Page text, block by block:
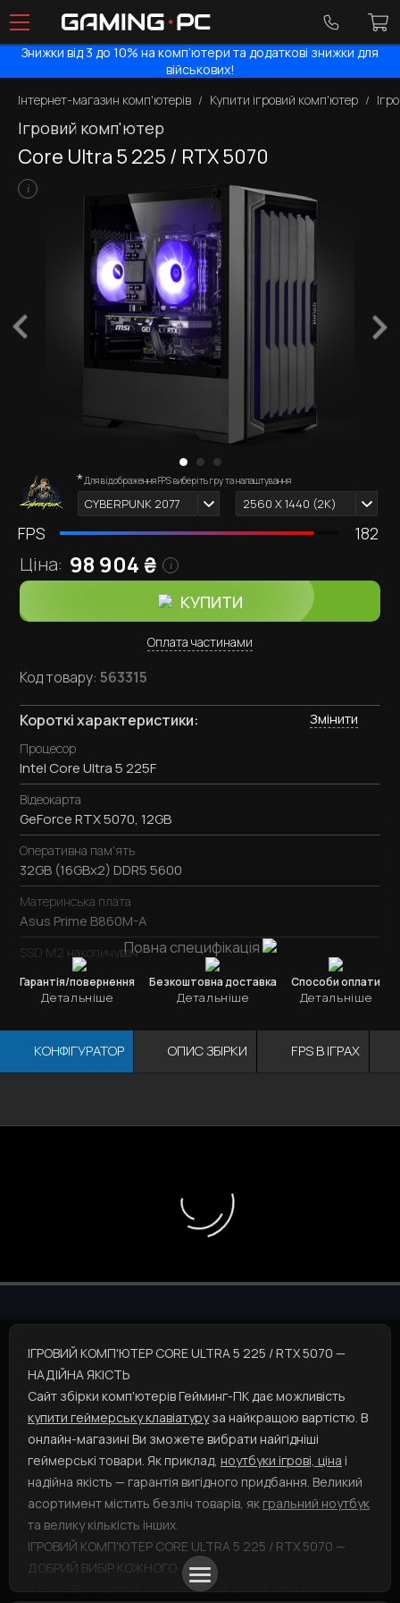
Знижки від 3 до 10% на комп’ютери та додаткові знижки для
військових!
Інтернет-магазин комп'ютерів
Купити ігровий комп'ютер
Ігровий комп'ютер
Core Ultra 5 225 / RTX 5070
i
i
Зовнішній вигляд комп'ютера залежить від обраних
комплектуючих.
CYBERPUNK 2077 2560 X 1440 (2К)
*Для відображення FPS виберіть гру та налаштування
FPS 182
Ціна: 98 904₴ i
КУПИТИ
Оплата частинами
Код товару: 563315
Короткі характеристики: Змінити
Процесор
Intel Core Ultra 5 225F
Відеокарта
GeForce RTX 5070, 12GB
Оперативна пам'ять
32GB (16GBx2) DDR5 5600
Материнська плата
Asus Prime B860M-A
SSD M2 накопичувач
SSD M.2 1TB / Kingston NV3
Охолодження процесора
Блок живлення
750W / DeepCool PL750D
1stPlayer H2-BK-4F7
Повна специфікація
Гарантія/повернення
Детальніше
Безкоштовна доставка
Детальніше
Способи оплати
Детальніше
КОНФІГУРАТОР ОПИС ЗБІРКИ FPS В ІГРАХ
ІГРОВИЙ КОМП'ЮТЕР CORE ULTRA 5 225 / RTX 5070 —
НАДІЙНА ЯКІСТЬ
Сайт збірки комп'ютерів Гейминг-ПК дає можливість
купити геймерську клавіатуруза найкращою вартістю. В
онлайн-магазині Ви зможете вибрати найгідніші
геймерські товари. Як приклад, ноутбуки ігрові, ціна і
надійна якість — гарантія вигідного придбання. Великий
асортимент містить безліч товарів, як гральний ноутбук
та велику кількість інших.
ІГРОВИЙ КОМП'ЮТЕР CORE ULTRA 5 225 / RTX 5070 —
ДОБРИЙ ВИБІР КОЖНОГО
А якщо Вас цікавитьігрова мишка, купитьвийде,